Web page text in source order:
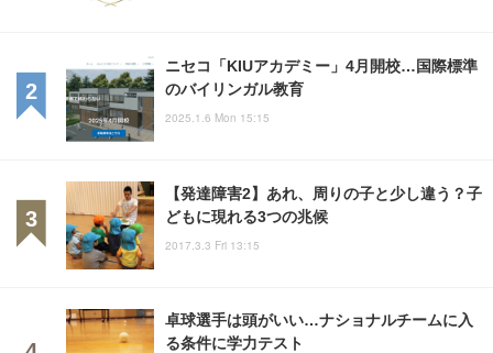
ニセコ「KIUアカデミー」4月開校…国際標準
のバイリンガル教育
2025.1.6 Mon 15:15
【発達障害2】あれ、周りの子と少し違う？子
どもに現れる3つの兆候
2017.3.3 Fri 13:15
卓球選手は頭がいい…ナショナルチームに入
る条件に学力テスト